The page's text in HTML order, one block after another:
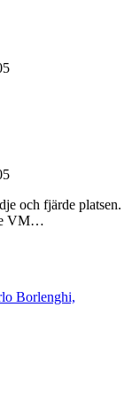
och fjärde platsen.
VM…
Borlenghi,